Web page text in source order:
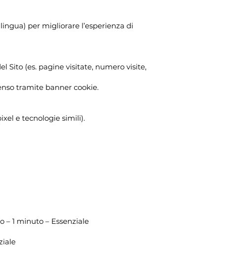
per migliorare l’esperienza di
Sito (es. pagine visitate, numero visite,
tramite banner cookie.
e tecnologie simili).
1 minuto – Essenziale